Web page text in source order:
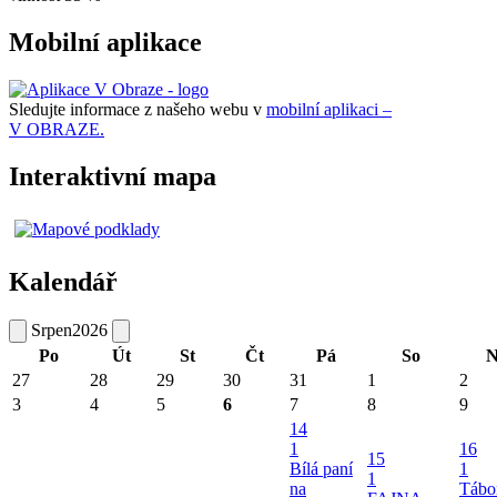
Mobilní aplikace
Sledujte informace z našeho webu v mobilní aplikaci –
V OBRAZE.
Interaktivní mapa
Kalendář
Srpen2026
Po
Út St Čt Pá So
27
28 29 30 31 1
2
3
4 5 6 7 8 9
14
1
Bílá paní
na
15
1
16
1